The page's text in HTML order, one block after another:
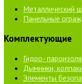
Металлический
Панельные
Комплектующие
Гидро-
Дымники,
Элементы